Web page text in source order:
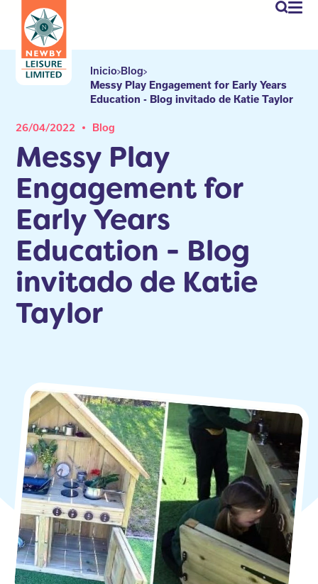
Mi
Inicio Blog
Messy Play Engagement for Early Years
Education - Blog invitado de Katie Taylor
26/04/2022 Blog
Messy Play
Engagement for
Early Years
Education - Blog
invitado de Katie
Taylor